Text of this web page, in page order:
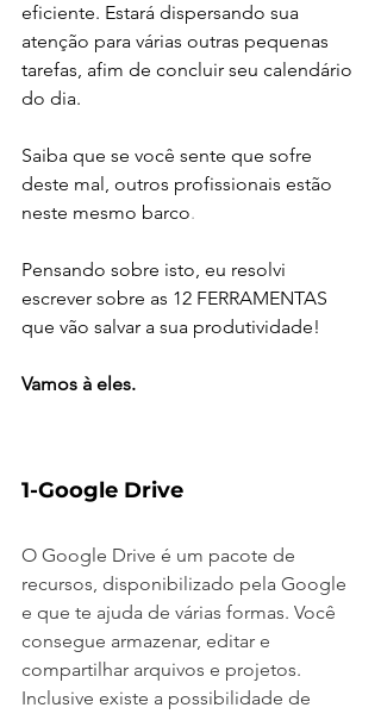
eficiente. Estará dispersando sua
atenção para várias outras pequenas
tarefas, afim de concluir seu calendário
do dia.
Saiba que se você sente que sofre
deste mal, outros profissionais estão
neste mesmo barco.
Pensando sobre isto, eu resolvi
escrever sobre as 12 FERRAMENTAS
que vão salvar a sua produtividade!
Vamos à eles.
1-Google Drive
O Google Drive é um pacote de
recursos, disponibilizado pela Google
e que te ajuda de várias formas. Você
consegue armazenar, editar e
compartilhar arquivos e projetos.
Inclusive existe a possibilidade de